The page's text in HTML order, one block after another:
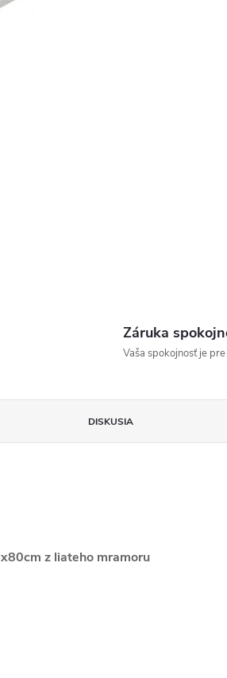
Záruka
Vaša spokojnosť je
DISKUSIA
z liateho mramoru